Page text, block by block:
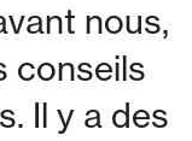
nous,
conseils
Il y a des